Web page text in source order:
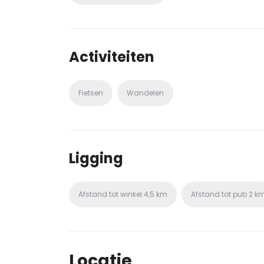
Activiteiten
Fietsen Wandelen
Ligging
Afstand tot winkel 4,5 km Afstand tot pub 2